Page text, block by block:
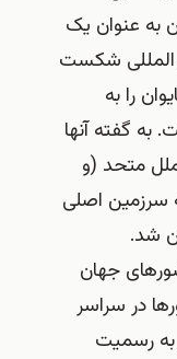
به عنوان یک
شکست
را به
گفته آنها
سازمان ملل متحد (و
سرزمین اصلی
شد.
کشورهای جهان
در سراسر
به رسمیت